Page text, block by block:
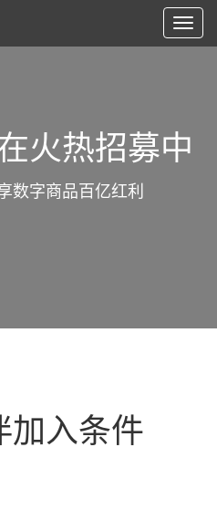
火热招募中
数字商品百亿红利
加入条件